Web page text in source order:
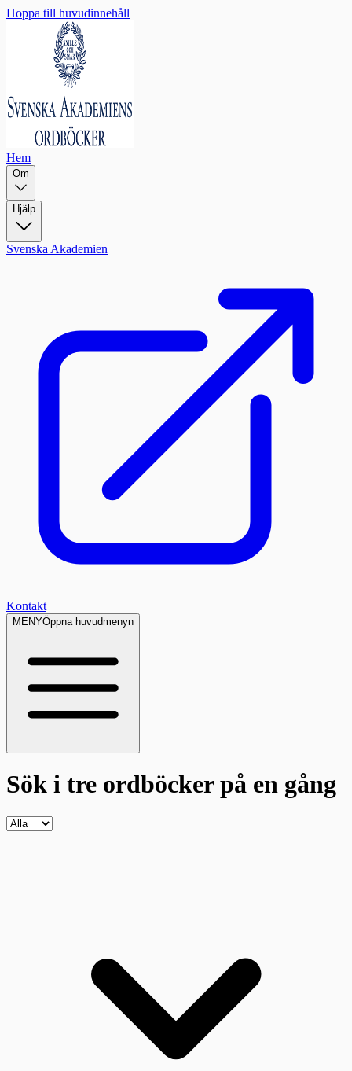
Hoppa till huvudinnehåll
Hem
Om
Hjälp
Svenska Akademien
Kontakt
MENYÖppna huvudmenyn
Sök i tre ordböckerpå en gång